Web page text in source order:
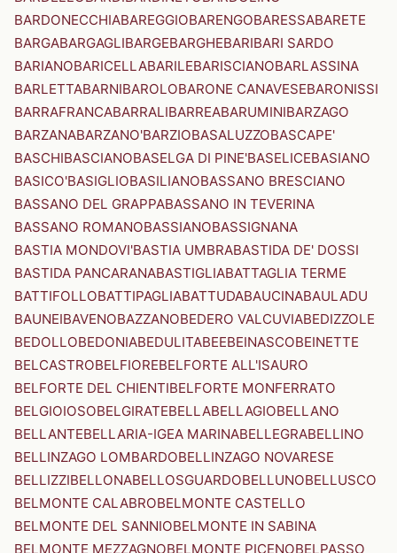
BARDONECCHIABAREGGIOBARENGOBARESSABARETE
BARGABARGAGLIBARGEBARGHEBARIBARI SARDO
BARIANOBARICELLABARILEBARISCIANOBARLASSINA
BARLETTABARNIBAROLOBARONE CANAVESEBARONISSI
BARRAFRANCABARRALIBARREABARUMINIBARZAGO
BARZANABARZANO'BARZIOBASALUZZOBASCAPE'
BASCHIBASCIANOBASELGA DI PINE'BASELICEBASIANO
BASICO'BASIGLIOBASILIANOBASSANO BRESCIANO
BASSANO DEL GRAPPABASSANO IN TEVERINA
BASSANO ROMANOBASSIANOBASSIGNANA
BASTIA MONDOVI'BASTIA UMBRABASTIDA DE' DOSSI
BASTIDA PANCARANABASTIGLIABATTAGLIA TERME
BATTIFOLLOBATTIPAGLIABATTUDABAUCINABAULADU
BAUNEIBAVENOBAZZANOBEDERO VALCUVIABEDIZZOLE
BEDOLLOBEDONIABEDULITABEEBEINASCOBEINETTE
BELCASTROBELFIOREBELFORTE ALL'ISAURO
BELFORTE DEL CHIENTIBELFORTE MONFERRATO
BELGIOIOSOBELGIRATEBELLABELLAGIOBELLANO
BELLANTEBELLARIA-IGEA MARINABELLEGRABELLINO
BELLINZAGO LOMBARDOBELLINZAGO NOVARESE
BELLIZZIBELLONABELLOSGUARDOBELLUNOBELLUSCO
BELMONTE CALABROBELMONTE CASTELLO
BELMONTE DEL SANNIOBELMONTE IN SABINA
BELMONTE MEZZAGNOBELMONTE PICENOBELPASSO